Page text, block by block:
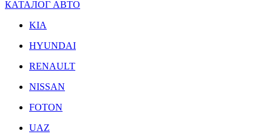
КАТАЛОГ АВТО
KIA
HYUNDAI
RENAULT
NISSAN
FOTON
UAZ